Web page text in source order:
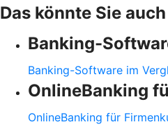
Das könnte Sie
Banking-
Banking-Software im
OnlineBanking
OnlineBanking für